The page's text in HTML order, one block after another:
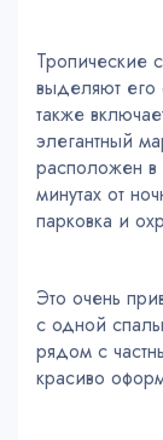
Тропические
выделяют его
также
элегантный
расположен в
минутах от
парковка и
Это очень
с одной
рядом с
красиво